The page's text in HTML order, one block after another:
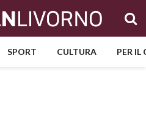
SPORT CULTURA PER